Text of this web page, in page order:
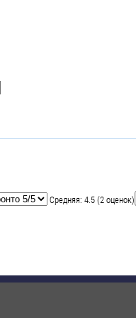
Средняя: 4.5(2оценок)